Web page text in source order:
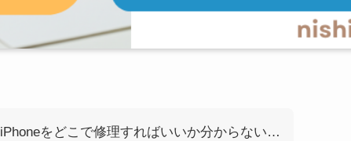
iPhoneをどこで修理すればいいか分からない…